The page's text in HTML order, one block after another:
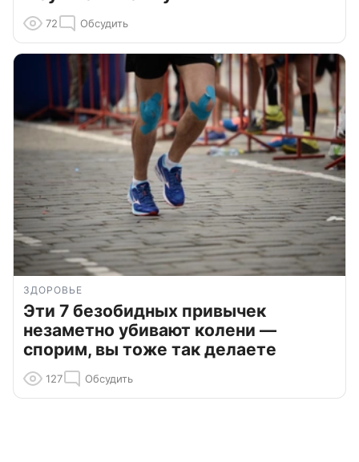
72 Обсудить
ЗДОРОВЬЕ
Эти 7 безобидных привычек
незаметно убивают колени —
спорим, вы тоже так делаете
127 Обсудить